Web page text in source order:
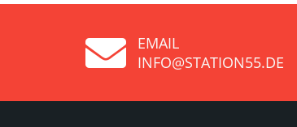
EMAIL
INFO@STATION55.DE